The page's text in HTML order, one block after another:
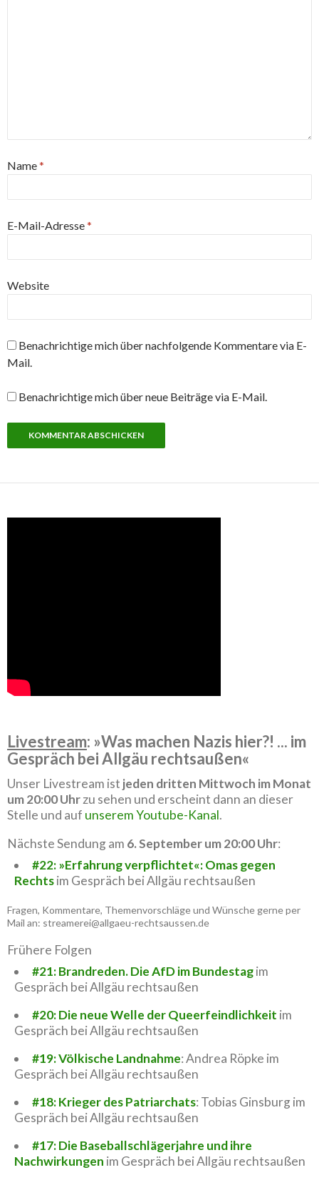
Name*
E-Mail-Adresse*
Website
Benachrichtige mich über nachfolgende Kommentare via E-
Mail.
Benachrichtige mich über neue Beiträge via E-Mail.
Livestream: »Was machen Nazis hier?! ... im
Gespräch bei Allgäu rechtsaußen«
Unser Livestream ist jeden dritten Mittwoch im Monat
um 20:00 Uhrzu sehen und erscheint dann an dieser
Stelle und auf unserem Youtube-Kanal.
Nächste Sendung am 6. September um 20:00 Uhr:
#22: »Erfahrung verpflichtet«: Omas gegen
Rechtsim Gespräch bei Allgäu rechtsaußen
Fragen, Kommentare, Themenvorschläge und Wünsche gerne per
Mail an: streamerei@allgaeu-rechtsaussen.de
Frühere Folgen
#21: Brandreden. Die AfD im Bundestagim
Gespräch bei Allgäu rechtsaußen
#20: Die neue Welle der Queerfeindlichkeit im
Gespräch bei Allgäu rechtsaußen
#19: Völkische Landnahme: Andrea Röpke im
Gespräch bei Allgäu rechtsaußen
#18: Krieger des Patriarchats: Tobias Ginsburg im
Gespräch bei Allgäu rechtsaußen
#17: Die Baseballschlägerjahre und ihre
Nachwirkungen im Gespräch bei Allgäu rechtsaußen